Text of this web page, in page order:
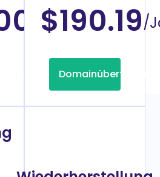
/Jahr
$190.19/
Domainübertragung